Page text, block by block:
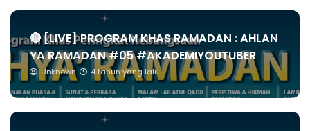
🔴 [LIVE] PROGRAM KHAS RAMADAN : AHLAN
YA RAMADAN #05 #AKADEMIYOUTUBER
Unknown 4 tahun yang lalu